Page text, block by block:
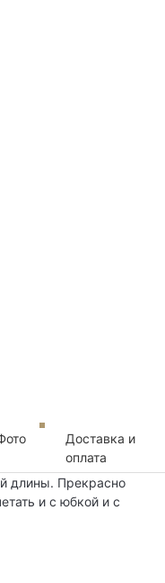
Доставка и
оплата
длины. Прекрасно
и с юбкой и с